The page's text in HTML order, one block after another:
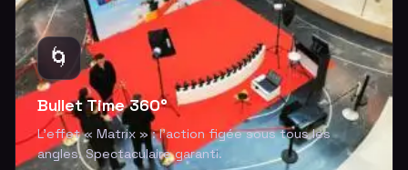
🌀
Bullet Time 360°
L'effet « Matrix » : l'action figée sous tous les
angles. Spectaculaire garanti.